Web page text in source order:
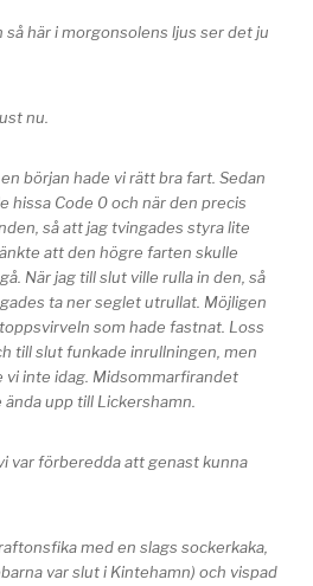
här i morgonsolens ljus ser det ju
nu.
början hade vi rätt bra fart. Sedan
hissa Code 0 och när den precis
så att jag tvingades styra lite
att den högre farten skulle
När jag till slut ville rulla in den, så
ta ner seglet utrullat. Möjligen
som hade fastnat. Loss
till slut funkade inrullningen, men
vi inte idag. Midsommarfirandet
upp till Lickershamn.
var förberedda att genast kunna
med en slags sockerkaka,
var slut i Kintehamn) och vispad